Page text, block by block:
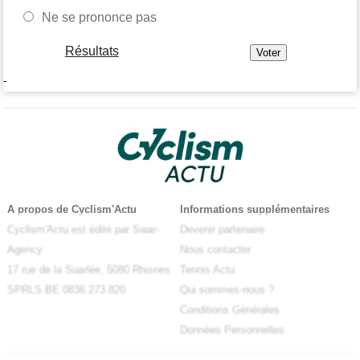
Ne se prononce pas
Résultats
-
A propos de Cyclism'Actu
Cyclism'Actu est édité par Swar-
Agency
17 rue de la Suarlée, 5080 Rhisnes
SPRLS BE 0836.273.820
Informations supplémentaires
Devenir partenaire
Nous contacter
Tennis Actu
Qui sommes-nous ?
Conditions Générales
Données Personnelles